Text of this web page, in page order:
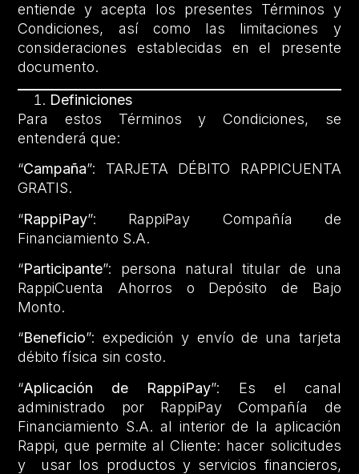
entiende y acepta los presentes Términos y
Condiciones, así como las limitaciones y
consideraciones establecidas en el presente
documento.
Definiciones
Para estos Términos y Condiciones, se
entenderá que:
“Campaña”: TARJETA DÉBITO RAPPICUENTA
GRATIS.
“RappiPay”: RappiPay Compañía de
Financiamiento S.A.
“Participante”: persona natural titular de una
RappiCuenta Ahorros o Depósito de Bajo
Monto.
“Beneficio”: expedición y envío de una tarjeta
débito física sin costo.
“Aplicación de RappiPay”: Es el canal
administrado por RappiPay Compañía de
Financiamiento S.A. al interior de la aplicación
Rappi, que permite al Cliente: hacer solicitudes
y usar los productos y servicios financieros,